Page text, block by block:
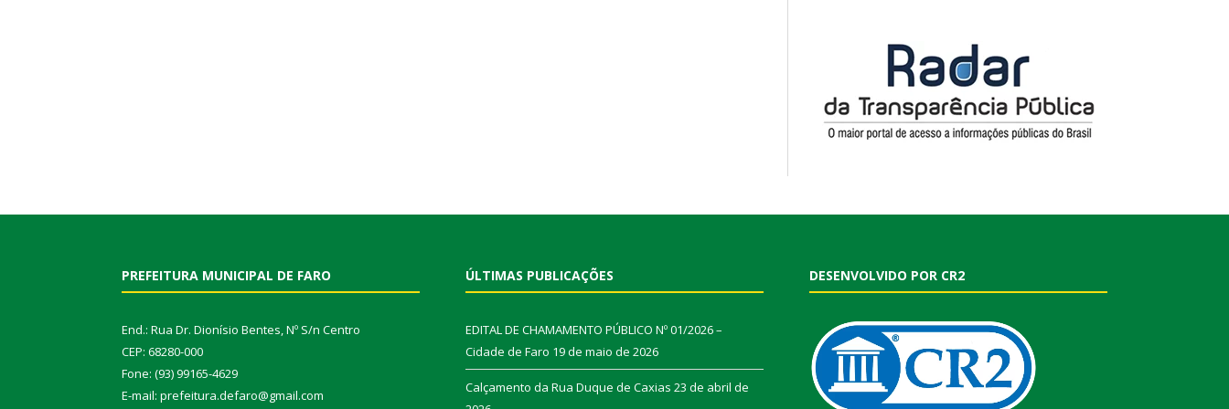
PREFEITURA MUNICIPAL DE FARO
End.: Rua Dr. Dionísio Bentes, Nº S/n Centro
CEP: 68280-000
Fone: (93) 99165-4629
E-mail: prefeitura.defaro@gmail.com
ÚLTIMAS PUBLICAÇÕES
EDITAL DE CHAMAMENTO PÚBLICO Nº 01/2026 –
Cidade de Faro 19 de maio de 2026
Calçamento da Rua Duque de Caxias 23 de abril de
DESENVOLVIDO POR CR2